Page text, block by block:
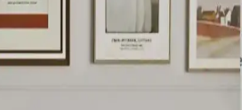
ve kırlentler, estetik ve konforu bir araya
kişiselleştirir. Renk, doku ve desen
ortamlar yaratın.